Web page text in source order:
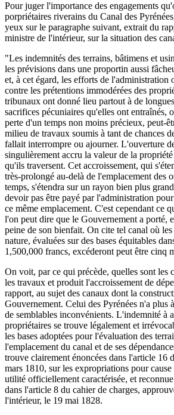
Pour juger l'importance des engagements
porpriétaires riverains du Canal des
yeux sur le paragraphe suivant, extrait du
ministre de l'intérieur, sur la situation des
"Les indemnités des terrains, bâtimens et
les prévisions dans une proportin aussi
et, à cet égard, les efforts de l'administration
contre les prétentions immodérées des
tribunaux ont donné lieu partout à de
sacrifices pécuniaires qu'elles ont entraînés,
perte d'un temps non moins précieux, peut-
milieu de travaux soumis à tant de chances
fallait interrompre ou ajourner. L'ouverture
singulièrement accru la valeur de la
qu'ils traversent. Cet accroissement, qui
très-prolongé au-delà de l'emplacement des
temps, s'étendra sur un rayon bien plus
devoir pas être payé par l'administration
ce même emplacement. C'est cependant ce
l'on peut dire que le Gouvernement a porté,
peine de son bienfait. On cite tel canal où
nature, évaluées sur des bases équitables
1,500,000 francs, excéderont peut être cinq
On voit, par ce qui précède, quelles sont les
les travaux et produit l'accroissement de
rapport, au sujet des canaux dont la
Gouvernement. Celui des Pyrénées n'a plus
de semblables inconvénients. L'indemnité à
propriétaires se trouve légalement et
les bases adoptées pour l'évaluation des
l'emplacement du canal et de ses
trouve clairement énoncées dans l'article 16
mars 1810, sur les expropriations pour
utilité officiellement caractérisée, et
dans l'article 8 du cahier de charges,
l'intérieur, le 19 mai 1828.